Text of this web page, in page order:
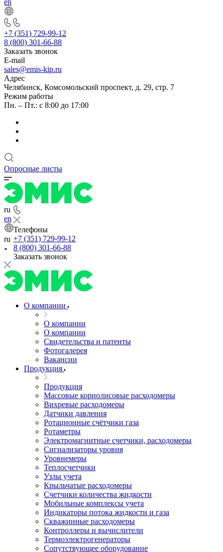
en
+7 (351) 729-99-12
8 (800) 301-66-88
Заказать звонок
E-mail
sales@emis-kip.ru
Адрес
Челябинск, Комсомольский проспект, д. 29, стр. 7
Режим работы
Пн. – Пт.: с 8:00 до 17:00
Опросные листы
ru
en
ru
Телефоны
+7 (351) 729-99-12
8 (800) 301-66-88
Заказать звонок
О компании
О компании
О компании
Свидетельства и патенты
Фотогалерея
Вакансии
Продукция
Продукция
Массовые кориолисовые расходомеры
Вихревые расходомеры
Датчики давления
Ротационные счётчики газа
Ротаметры
Электромагнитные счетчики, расходомеры
Сигнализаторы уровня
Уровнемеры
Теплосчетчики
Узлы учета
Крыльчатые расходомеры
Счетчики количества жидкости
Мобильные комплексы учета
Индикаторы потока жидкости и газа
Скважинные расходомеры
Контроллеры и вычислители
Термоэлектрогенераторы
Сопутствующее оборудование